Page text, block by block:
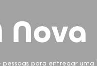
para entregar uma